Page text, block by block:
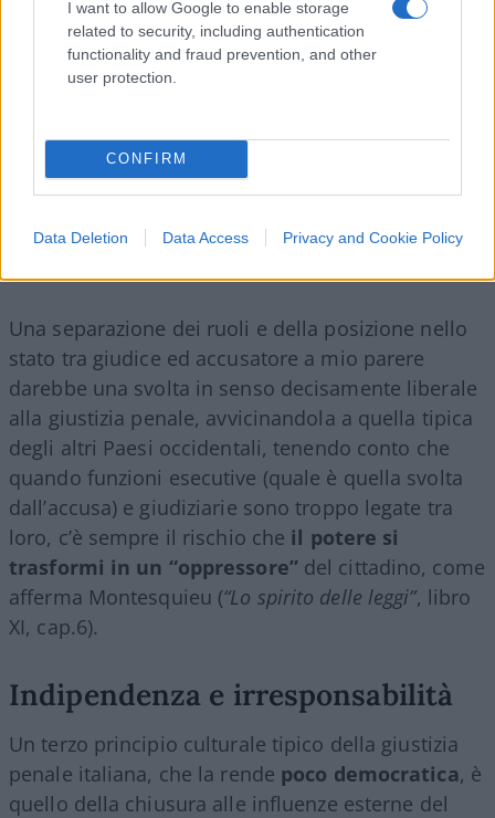
I want to allow Google to enable storage
related to security, including authentication
functionality and fraud prevention, and other
user protection.
CONFIRM
Data Deletion Data Access Privacy and Cookie Policy
la decisione finale spetta peraltro ad una giuria
indipendente, ma come quello di un revisore che,
pur tenendo conto delle osservazioni della difesa,
dell’accusa, una posizione culturale che finisce
ovviamente per danneggiare i privati interessati la
cui posizione finisce per essere messa per tanti
aspetti in secondo piano dal punto di vista della
Una separazione dei ruoli e della posizione nello
stato tra giudice ed accusatore a mio parere
darebbe una svolta in senso decisamente liberale
alla giustizia penale, avvicinandola a quella tipica
degli altri Paesi occidentali, tenendo conto che
quando funzioni esecutive (quale è quella svolta
dall’accusa) e giudiziarie sono troppo legate tra
loro, c’è sempre il rischio che il potere si
trasformi in un “oppressore”del cittadino, come
afferma Montesquieu (“Lo spirito delle leggi”, libro
XI, cap.6).
Indipendenza e irresponsabilità
Un terzo principio culturale tipico della giustizia
penale italiana, che la rende poco democratica, è
quello della chiusura alle influenze esterne del